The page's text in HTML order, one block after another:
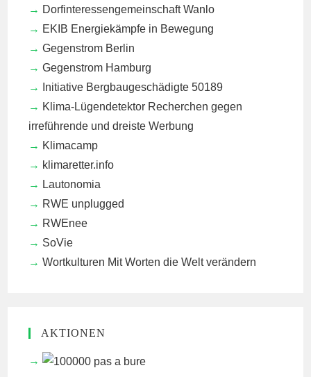
Dorfinteressengemeinschaft Wanlo
EKIB Energiekämpfe in Bewegung
Gegenstrom Berlin
Gegenstrom Hamburg
Initiative Bergbaugeschädigte 50189
Klima-Lügendetektor Recherchen gegen
irreführende und dreiste Werbung
Klimacamp
klimaretter.info
Lautonomia
RWE unplugged
RWEnee
SoVie
Wortkulturen Mit Worten die Welt verändern
AKTIONEN